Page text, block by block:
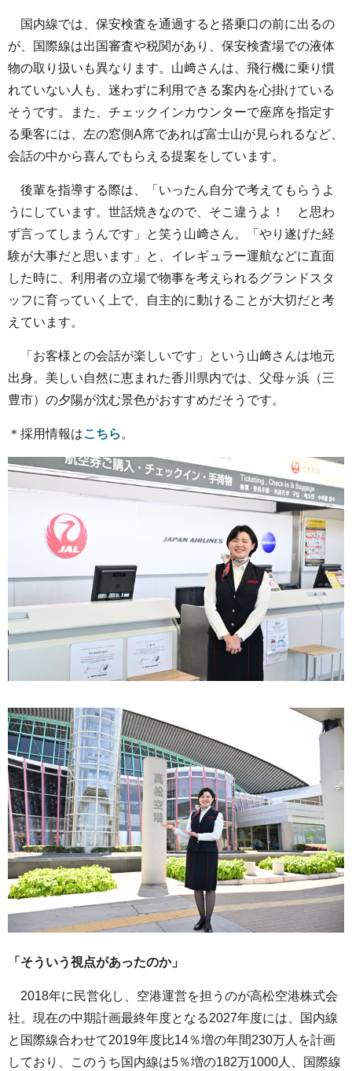
国内線では、保安検査を通過すると搭乗口の前に出るの
が、国際線は出国審査や税関があり、保安検査場での液体
物の取り扱いも異なります。山﨑さんは、飛行機に乗り慣
れていない人も、迷わずに利用できる案内を心掛けている
そうです。また、チェックインカウンターで座席を指定す
る乗客には、左の窓側A席であれば富士山が見られるなど、
会話の中から喜んでもらえる提案をしています。
後輩を指導する際は、「いったん自分で考えてもらうよ
うにしています。世話焼きなので、そこ違うよ！ と思わ
ず言ってしまうんです」と笑う山﨑さん。「やり遂げた経
験が大事だと思います」と、イレギュラー運航などに直面
した時に、利用者の立場で物事を考えられるグランドスタ
ッフに育っていく上で、自主的に動けることが大切だと考
えています。
「お客様との会話が楽しいです」という山﨑さんは地元
出身。美しい自然に恵まれた香川県内では、父母ヶ浜（三
豊市）の夕陽が沈む景色がおすすめだそうです。
＊採用情報はこちら 。
「そういう視点があったのか」
2018年に民営化し、空港運営を担うのが高松空港株式会
社。現在の中期計画最終年度となる2027年度には、国内線
と国際線合わせて2019年度比14％増の年間230万人を計画
しており、このうち国内線は5％増の182万1000人、国際線